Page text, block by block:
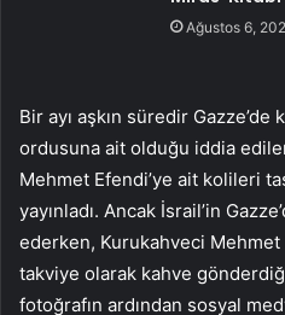
Ağustos 6,
Bir ayı aşkın süredir Gazze’de
ordusuna ait olduğu iddia
Mehmet Efendi’ye ait kolileri
yayınladı. Ancak İsrail’in
ederken, Kurukahveci
takviye olarak kahve
fotoğrafın ardından sosyal